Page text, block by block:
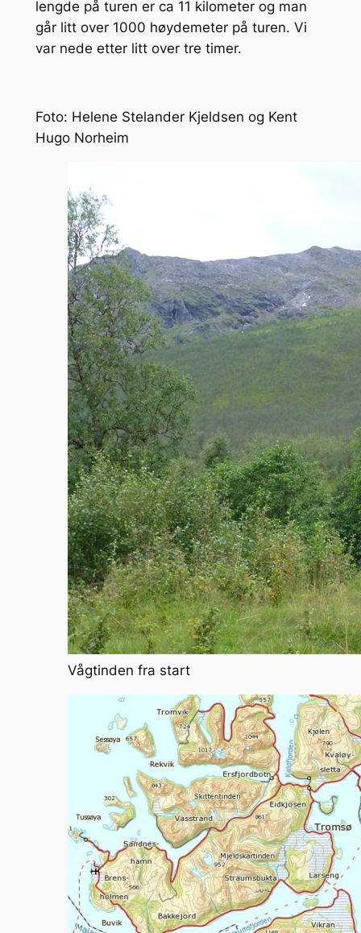
lengde på turen er ca 11 kilometer og man
går litt over 1000 høydemeter på turen. Vi
var nede etter litt over tre timer.
Foto: Helene Stelander Kjeldsen og Kent
Hugo Norheim
Vågtinden fra start